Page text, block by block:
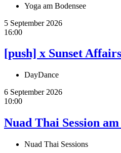
Yoga am Bodensee
5 September 2026
16:00
[push] x Sunset
DayDance
6 September 2026
10:00
Nuad Thai Session
Nuad Thai Sessions